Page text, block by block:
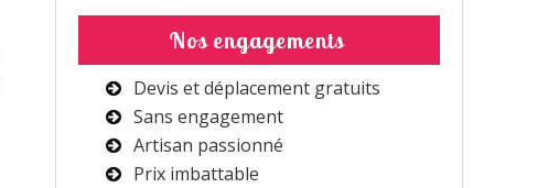
Nos engagements
Devis et déplacement gratuits
Sans engagement
Artisan passionné
Prix imbattable